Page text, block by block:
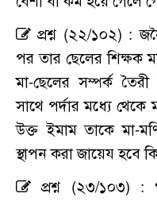
প্রশ্ন (২২/১০২) :
পর তার ছেলের শিক্ষক
মা-ছেলের সম্পর্ক
সাথে পর্দার মধ্যে
উক্ত ইমাম তাকে মা-
স্থাপন করা জায়েয হবে
প্রশ্ন (২৩/১০৩) :